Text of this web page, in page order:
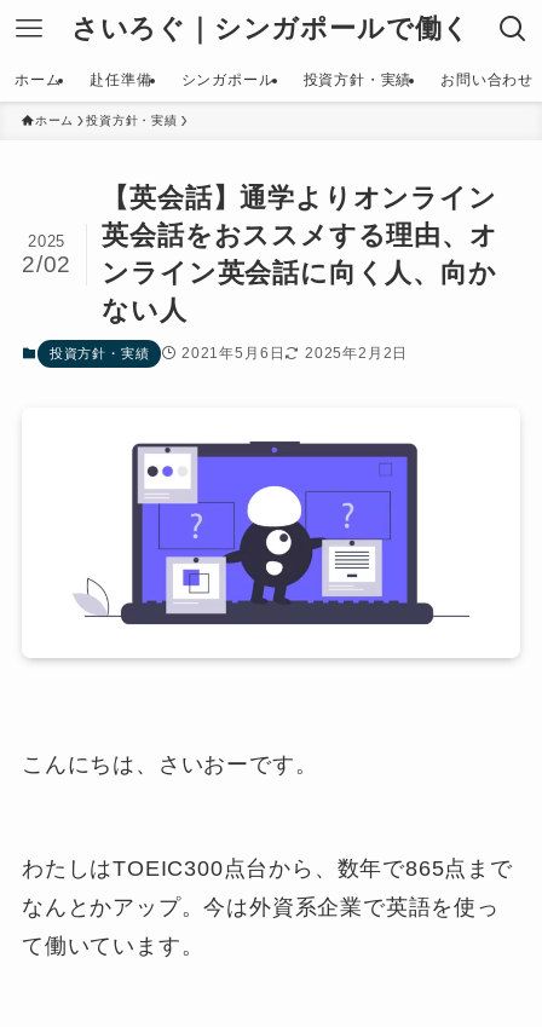
さいろぐ｜シンガポールで働く
ホーム 赴任準備 シンガポール 投資方針・実績 お問い合わせ
ホーム 投資方針・実績
【英会話】通学よりオンライン
英会話をおススメする理由、オ
ンライン英会話に向く人、向か
ない人
2025
2/02
投資方針・実績 2021年5月6日 2025年2月2日
こんにちは、さいおーです。
わたしはTOEIC300点台から、数年で865点まで
なんとかアップ。今は外資系企業で英語を使っ
て働いています。